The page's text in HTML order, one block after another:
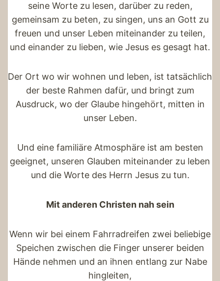
seine Worte zu lesen, darüber zu reden,
gemeinsam zu beten, zu singen, uns an Gott zu
freuen und unser Leben miteinander zu teilen,
und einander zu lieben, wie Jesus es gesagt hat.
Der Ort wo wir wohnen und leben, ist tatsächlich
der beste Rahmen dafür, und bringt zum
Ausdruck, wo der Glaube hingehört, mitten in
unser Leben.
Und eine familiäre Atmosphäre ist am besten
geeignet, unseren Glauben miteinander zu leben
und die Worte des Herrn Jesus zu tun.
Mit anderen Christen nah sein
Wenn wir bei einem Fahrradreifen zwei beliebige
Speichen zwischen die Finger unserer beiden
Hände nehmen und an ihnen entlang zur Nabe
hingleiten,